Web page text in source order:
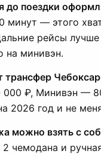
до поездки
минут — этого
рейсы лучше
на минивэн.
трансфер
₽, Минивэн —
2026 год и не
можно взять с
чемодана и